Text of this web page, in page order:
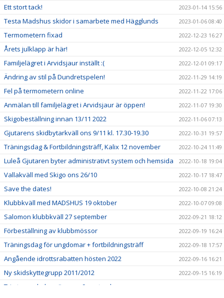
Ett stort tack! 2023-01-14 15:56
Testa Madshus skidor i samarbete med Hägglunds 2023-01-06 08:40
Termometern fixad 2022-12-23 16:27
Årets julklapp är här! 2022-12-05 12:32
Familjelägret i Arvidsjaur inställt :( 2022-12-01 09:17
Ändring av stil på Dundretspelen! 2022-11-29 14:19
Fel på termometern online 2022-11-22 17:06
Anmälan till familjelägret i Arvidsjaur är öppen! 2022-11-07 19:30
Skigobeställning innan 13/11 2022 2022-11-06 07:13
Gjutarens skidbytarkväll ons 9/11 kl. 17.30-19.30 2022-10-31 19:57
Träningsdag & Fortbildningsträff, Kalix 12 november 2022-10-24 11:49
Luleå Gjutaren byter administrativt system och hemsida 2022-10-18 19:04
Vallakväll med Skigo ons 26/10 2022-10-17 18:47
Save the dates! 2022-10-08 21:24
Klubbkväll med MADSHUS 19 oktober 2022-10-07 09:08
Salomon klubbkväll 27 september 2022-09-21 18:12
Förbeställning av klubbmössor 2022-09-19 16:24
Träningsdag för ungdomar + fortbildningsträff 2022-09-18 17:57
Angående idrottsrabatten hösten 2022 2022-09-16 16:21
Ny skidskyttegrupp 2011/2012 2022-09-15 16:19
Trimtex webshop öppnar 9 september